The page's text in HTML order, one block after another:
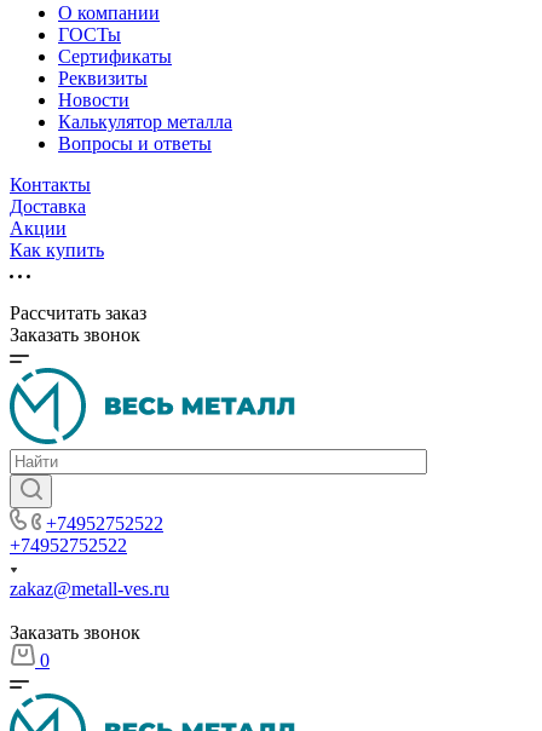
О компании
ГОСТы
Сертификаты
Реквизиты
Новости
Калькулятор металла
Вопросы и ответы
Контакты
Доставка
Акции
Как купить
Рассчитать заказ
Заказать звонок
+74952752522
+74952752522
zakaz@metall-ves.ru
Заказать звонок
0